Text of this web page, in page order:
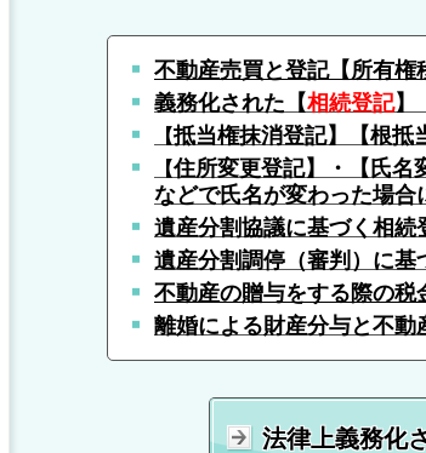
不動産売買と登記【所有権
義務化された【相続登記】
【抵当権抹消登記】【根抵
【住所変更登記】・【氏名
などで氏名が変わった場合
遺産分割協議に基づく相続
遺産分割調停（審判）に基
不動産の贈与をする際の税
離婚による財産分与と不
法律上義務化